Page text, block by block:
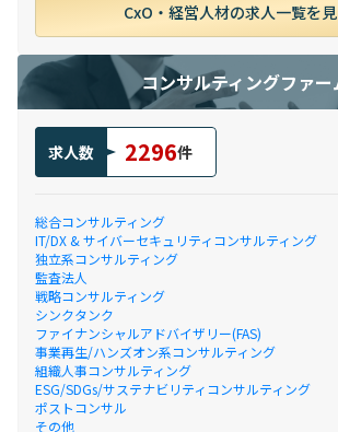
CxO・経営人材の求人一覧を
コンサルティングファー
求人数 2296件
総合コンサルティング
IT/DX & サイバーセキュリティコンサルティング
独立系コンサルティング
監査法人
戦略コンサルティング
シンクタンク
ファイナンシャルアドバイザリー(FAS)
事業再生/ハンズオン系コンサルティング
組織人事コンサルティング
ESG/SDGs/サステナビリティコンサルティング
ポストコンサル
その他